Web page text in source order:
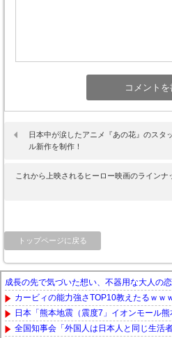
日本中が涙したアニメ『あの花』のスタ
ル新作を制作！
これから上映されるヒーロー映画のライン
トップページに戻る
成長の先で気づいた想い、不器用な大人の恋
カービィの能力強さTOP10教えたるｗｗ
日本「熊本地震（震度7」イオンモール
全国知事会「外国人は日本人と同じ生活